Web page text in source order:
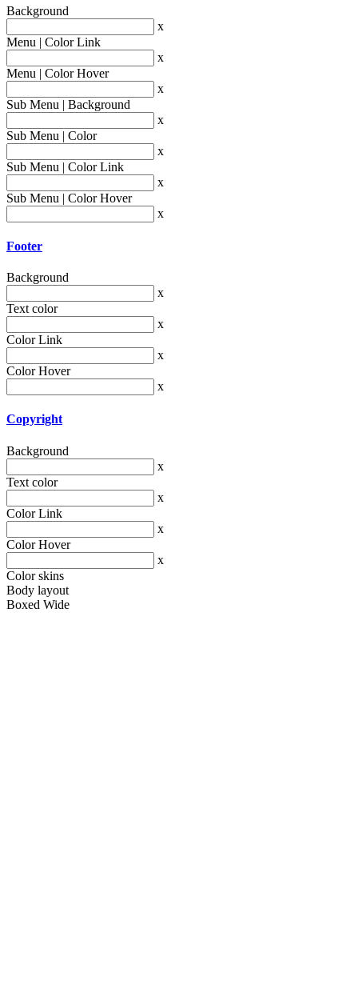
Background
x
Menu | Color Link
x
Menu | Color Hover
x
Sub Menu | Background
x
Sub Menu | Color
x
Sub Menu | Color Link
x
Sub Menu | Color Hover
x
Footer
Background
x
Text color
x
Color Link
x
Color Hover
x
Copyright
Background
x
Text color
x
Color Link
x
Color Hover
x
Color skins
Body layout
Boxed Wide